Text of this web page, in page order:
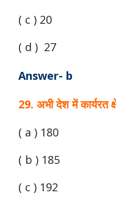
( c ) 20
( d ) 27
Answer- b
29. अभी देश में कार्यरत
( a ) 180
( b ) 185
( c ) 192